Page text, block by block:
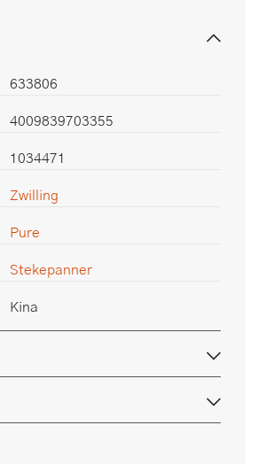
633806
4009839703355
1034471
Zwilling
Pure
Stekepanner
Kina